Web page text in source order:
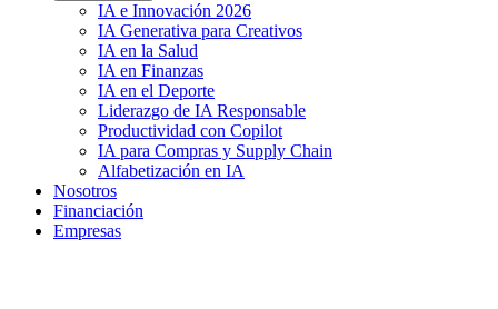
IA e Innovación 2026
IA Generativa para Creativos
IA en la Salud
IA en Finanzas
IA en el Deporte
Liderazgo de IA Responsable
Productividad con Copilot
IA para Compras y Supply Chain
Alfabetización en IA
Nosotros
Financiación
Empresas